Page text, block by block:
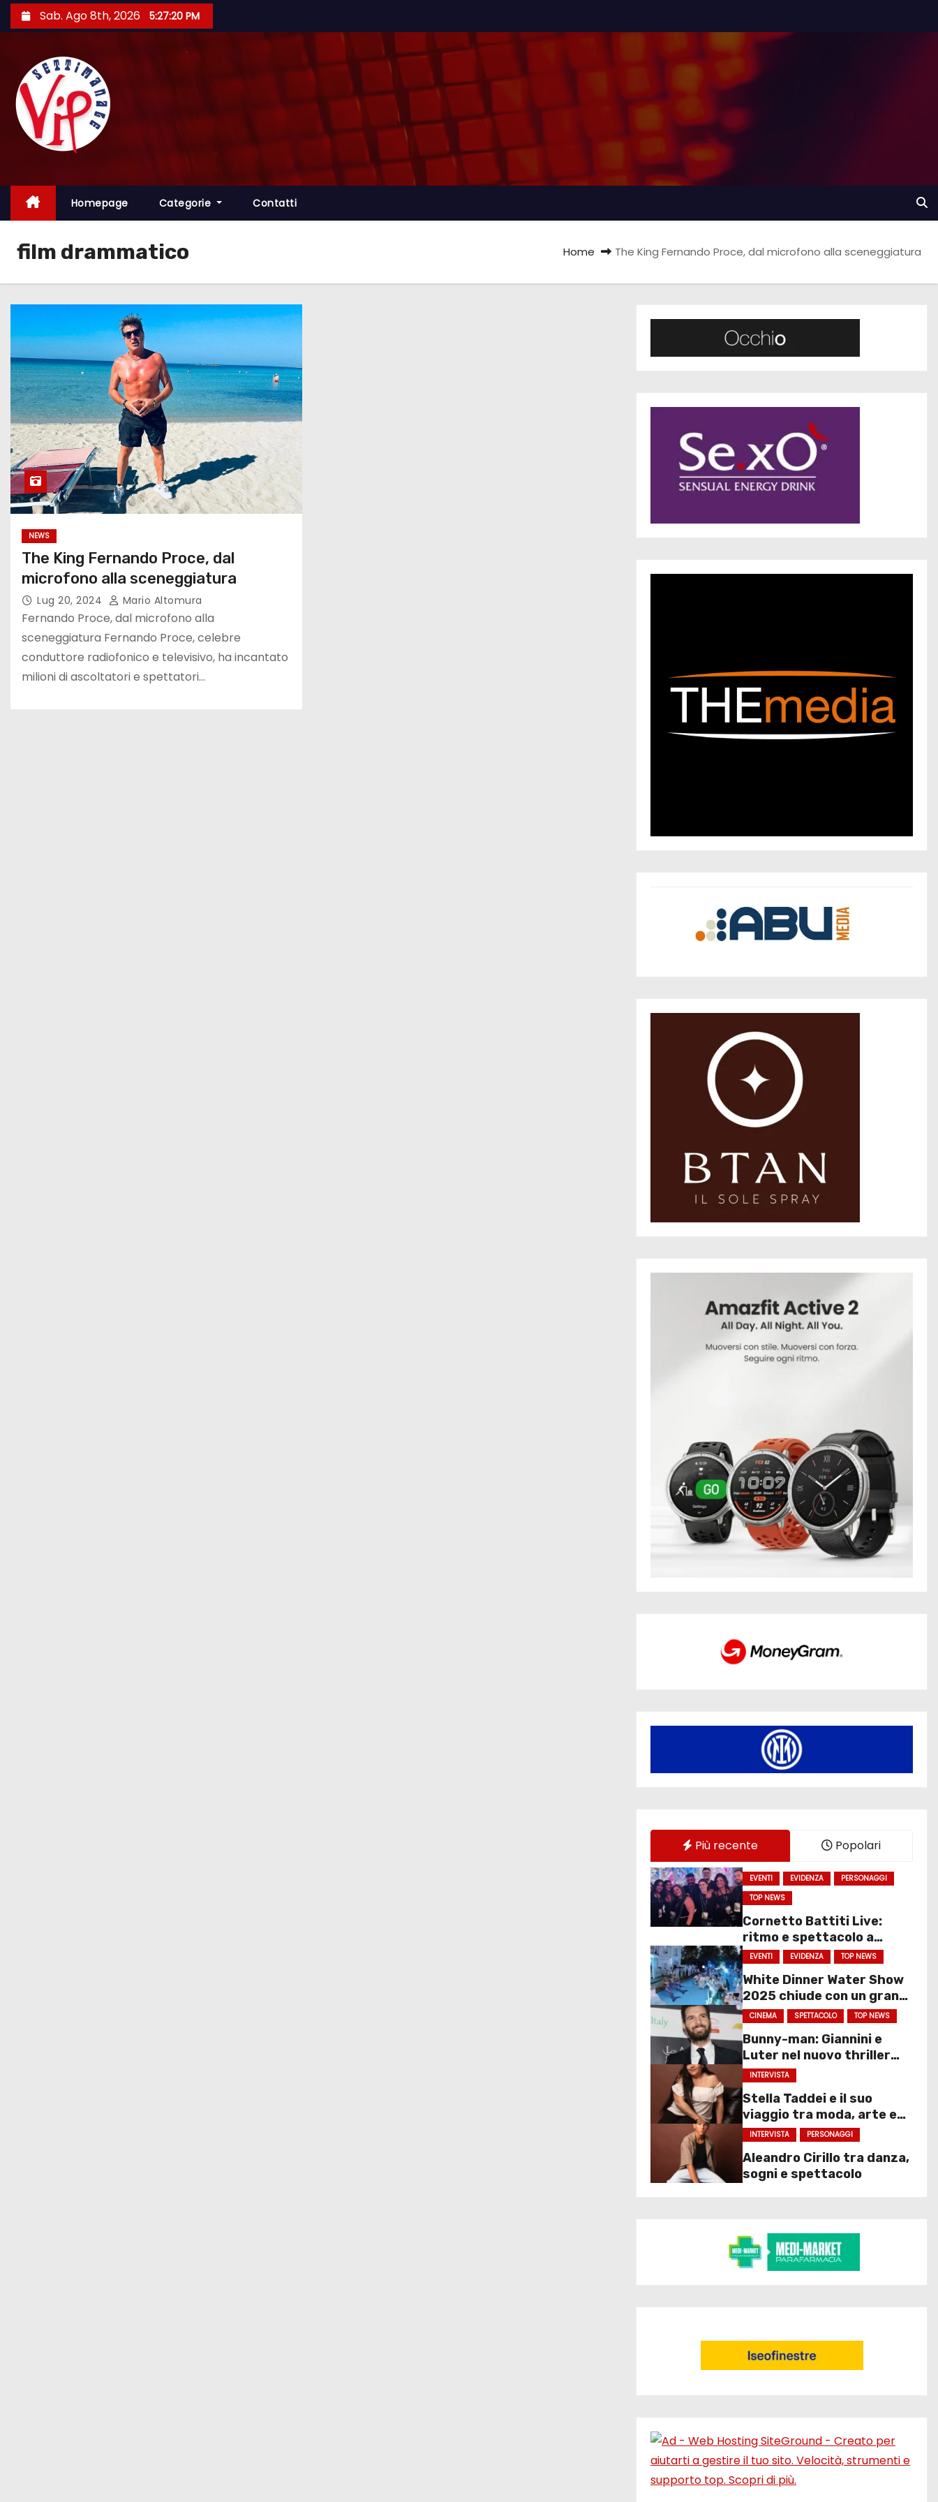
a
n
e
t
Sab. Ago 8th, 2026 5:27:21 PM
Homepage Categorie Contatti
film drammatico Home The King Fernando Proce, dal microfono alla sceneggiatura
NEWS
The King Fernando Proce, dal
microfono alla sceneggiatura
Lug 20, 2024 Mario Altomura
Fernando Proce, dal microfono alla
sceneggiatura Fernando Proce, celebre
conduttore radiofonico e televisivo, ha incantato
milioni di ascoltatori e spettatori…
Più recente Popolari
EVENTI EVIDENZA
PERSONAGGI
TOP NEWS
Cornetto Battiti Live:
ritmo e spettacolo a
Molfetta
EVENTI EVIDENZA TOP NEWS
White Dinner Water Show
2025 chiude con un gran
finale
CINEMA SPETTACOLO TOP NEWS
Bunny-man: Giannini e
Luter nel nuovo thriller
sociale
INTERVISTA
Stella Taddei e il suo
viaggio tra moda, arte e
spettacolo
INTERVISTA PERSONAGGI
Aleandro Cirillo tra danza,
sogni e spettacolo